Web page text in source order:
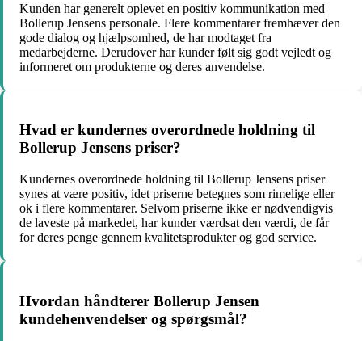
Kunden har generelt oplevet en positiv kommunikation med
Bollerup Jensens personale. Flere kommentarer fremhæver den
gode dialog og hjælpsomhed, de har modtaget fra
medarbejderne. Derudover har kunder følt sig godt vejledt og
informeret om produkterne og deres anvendelse.
Hvad er kundernes overordnede holdning til
Bollerup Jensens priser?
Kundernes overordnede holdning til Bollerup Jensens priser
synes at være positiv, idet priserne betegnes som rimelige eller
ok i flere kommentarer. Selvom priserne ikke er nødvendigvis
de laveste på markedet, har kunder værdsat den værdi, de får
for deres penge gennem kvalitetsprodukter og god service.
Hvordan håndterer Bollerup Jensen
kundehenvendelser og spørgsmål?